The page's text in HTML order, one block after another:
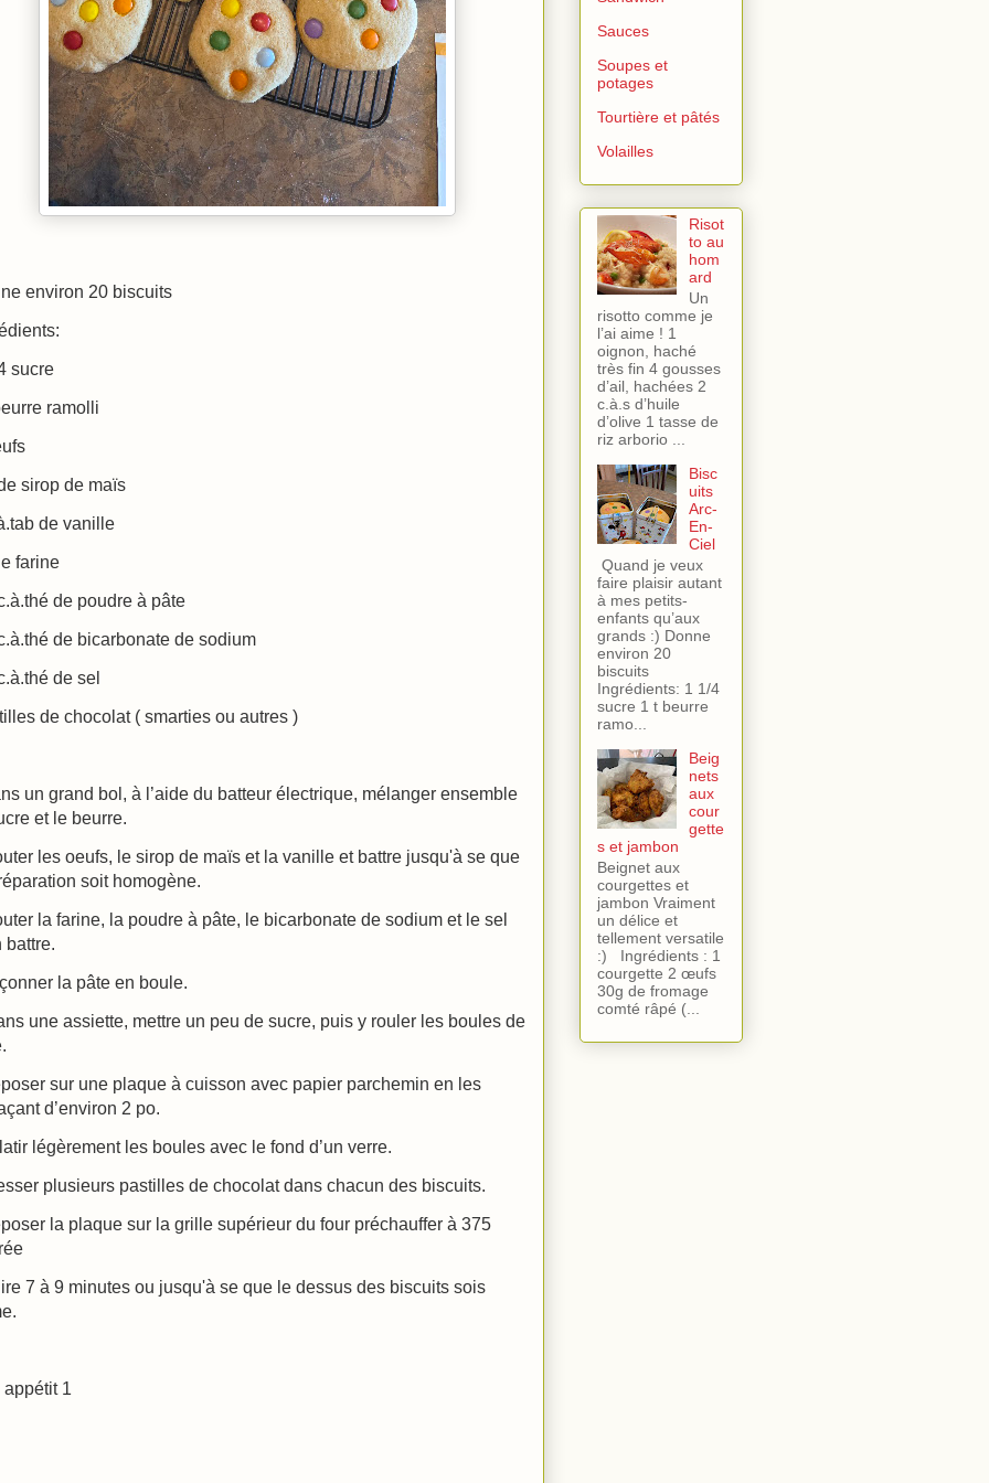
environ 20 biscuits
sucre
ramolli
sirop de maïs
de vanille
farine
de poudre à pâte
de bicarbonate de sodium
de sel
de chocolat ( smarties ou autres )
un grand bol, à l’aide du batteur électrique, mélanger ensemble
et le beurre.
les oeufs, le sirop de maïs et la vanille et battre jusqu'à se que
soit homogène.
la farine, la poudre à pâte, le bicarbonate de sodium et le sel
battre.
la pâte en boule.
une assiette, mettre un peu de sucre, puis y rouler les boules de
sur une plaque à cuisson avec papier parchemin en les
d’environ 2 po.
légèrement les boules avec le fond d’un verre.
plusieurs pastilles de chocolat dans chacun des biscuits.
la plaque sur la grille supérieur du four préchauffer à 375
7 à 9 minutes ou jusqu'à se que le dessus des biscuits sois
appétit 1
Sauces
Soupes et
potages
Tourtière et pâtés
Volailles
Risot
to au
hom
ard
Un
risotto comme je
l’ai aime ! 1
oignon, haché
très fin 4 gousses
d’ail, hachées 2
c.à.s d’huile
d’olive 1 tasse de
riz arborio ...
Bisc
uits
Arc-
En-
Ciel
Quand je veux
faire plaisir autant
à mes petits-
enfants qu’aux
grands :) Donne
environ 20
biscuits
Ingrédients: 1 1/4
sucre 1 t beurre
ramo...
Beig
nets
aux
cour
gette
s et jambon
Beignet aux
courgettes et
jambon Vraiment
un délice et
tellement versatile
:) Ingrédients : 1
courgette 2 œufs
30g de fromage
comté râpé (...